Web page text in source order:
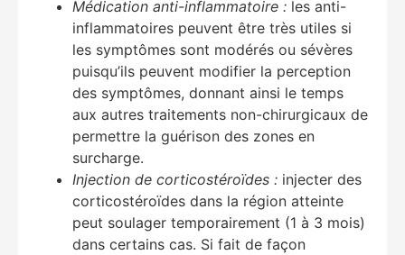
Médication anti-inflammatoire : les anti-
inflammatoires peuvent être très utiles si
les symptômes sont modérés ou sévères
puisqu’ils peuvent modifier la perception
des symptômes, donnant ainsi le temps
aux autres traitements non-chirurgicaux de
permettre la guérison des zones en
surcharge.
Injection de corticostéroïdes : injecter des
corticostéroïdes dans la région atteinte
peut soulager temporairement (1 à 3 mois)
dans certains cas. Si fait de façon